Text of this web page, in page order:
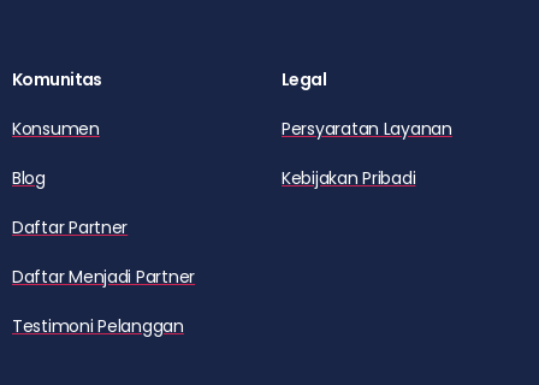
Komunitas
Konsumen
Blog
Daftar Partner
Daftar Menjadi Partner
Testimoni Pelanggan
Legal
Persyaratan Layanan
Kebijakan Pribadi